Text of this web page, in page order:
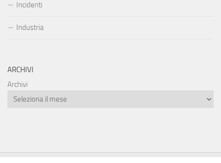
Incidenti
Industria
ARCHIVI
Archivi